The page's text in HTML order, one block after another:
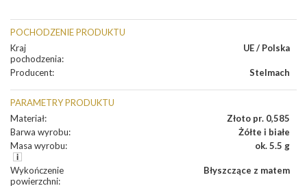
POCHODZENIE PRODUKTU
Kraj
pochodzenia:
UE / Polska
Producent: Stelmach
PARAMETRY PRODUKTU
Materiał:
Złoto pr. 0,585
Barwa wyrobu:
Żółte i białe
Masa wyrobu: ok. 5.5 g
Wykończenie
powierzchni:
Błyszczące z matem